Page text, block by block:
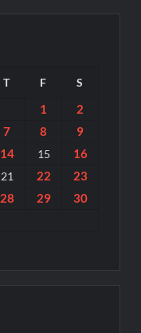
T F S
1 2
7 8 9
14 15 16
21 22 23
28 29
30